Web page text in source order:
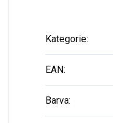
Kategorie:
EAN:
Barva: